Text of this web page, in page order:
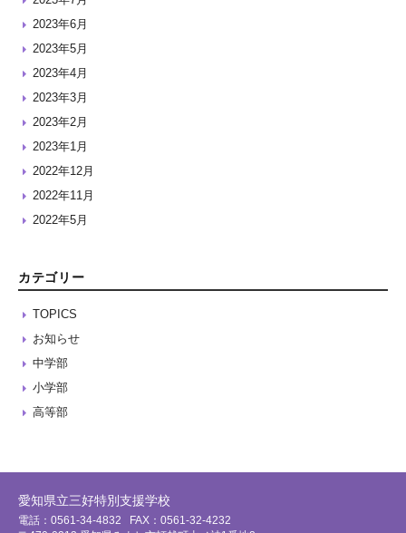
2023年6月
2023年5月
2023年4月
2023年3月
2023年2月
2023年1月
2022年12月
2022年11月
2022年5月
カテゴリー
TOPICS
お知らせ
中学部
小学部
高等部
愛知県立三好特別支援学校
電話：0561-34-4832
FAX：0561-32-4232